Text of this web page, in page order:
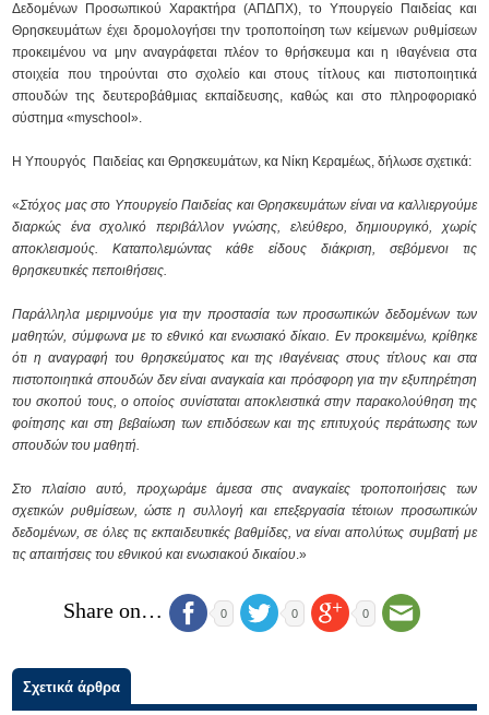
Δεδομένων Προσωπικού Χαρακτήρα (ΑΠΔΠΧ), το Υπουργείο Παιδείας και
Θρησκευμάτων έχει δρομολογήσει την τροποποίηση των κείμενων ρυθμίσεων
προκειμένου να μην αναγράφεται πλέον το θρήσκευμα και η ιθαγένεια στα
στοιχεία που τηρούνται στο σχολείο και στους τίτλους και πιστοποιητικά
σπουδών της δευτεροβάθμιας εκπαίδευσης, καθώς και στο πληροφοριακό
σύστημα «myschool».
Η Υπουργός Παιδείας και Θρησκευμάτων, κα Νίκη Κεραμέως, δήλωσε σχετικά:
«Στόχος μας στο Υπουργείο Παιδείας και Θρησκευμάτων είναι να καλλιεργούμε
διαρκώς ένα σχολικό περιβάλλον γνώσης, ελεύθερο, δημιουργικό, χωρίς
αποκλεισμούς. Καταπολεμώντας κάθε είδους διάκριση, σεβόμενοι τις
θρησκευτικές πεποιθήσεις.
Παράλληλα μεριμνούμε για την προστασία των προσωπικών δεδομένων των
μαθητών, σύμφωνα με το εθνικό και ενωσιακό δίκαιο. Εν προκειμένω, κρίθηκε
ότι η αναγραφή του θρησκεύματος και της ιθαγένειας στους τίτλους και στα
πιστοποιητικά σπουδών δεν είναι αναγκαία και πρόσφορη για την εξυπηρέτηση
του σκοπού τους, ο οποίος συνίσταται αποκλειστικά στην παρακολούθηση της
φοίτησης και στη βεβαίωση των επιδόσεων και της επιτυχούς περάτωσης των
σπουδών του μαθητή.
Στο πλαίσιο αυτό, προχωράμε άμεσα στις αναγκαίες τροποποιήσεις των
σχετικών ρυθμίσεων, ώστε η συλλογή και επεξεργασία τέτοιων προσωπικών
δεδομένων, σε όλες τις εκπαιδευτικές βαθμίδες, να είναι απολύτως συμβατή με
τις απαιτήσεις του εθνικού και ενωσιακού δικαίου.»
Share on… 0 0 0
Σχετικά άρθρα